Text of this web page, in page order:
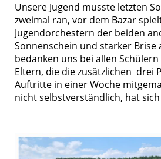
Unsere Jugend musste letzten
zweimal ran, vor dem Bazar
Jugendorchestern der beiden
Sonnenschein und starker Brise
bedanken uns bei allen
Eltern, die die zusätzlichen drei
Auftritte in einer Woche
nicht selbstverständlich, hat